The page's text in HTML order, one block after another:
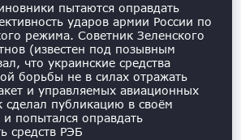
пытаются оправдать
ударов армии России по
режима. Советник Зеленского
(известен под позывным
что украинские средства
борьбы не в силах отражать
и управляемых авиационных
публикацию в своём
попытался оправдать
средств РЭБ